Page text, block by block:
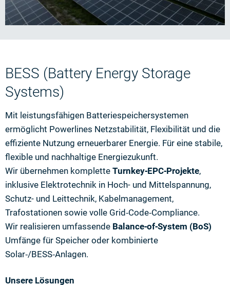
BESS (Battery Energy Storage
Systems)
Mit leistungsfähigen Batteriespeichersystemen
ermöglicht Powerlines Netzstabilität, Flexibilität und die
effiziente Nutzung erneuerbarer Energie. Für eine stabile,
flexible und nachhaltige Energiezukunft.
Wir übernehmen komplette Turnkey‑EPC‑Projekte,
inklusive Elektrotechnik in Hoch- und Mittelspannung,
Schutz- und Leittechnik, Kabelmanagement,
Trafostationen sowie volle Grid‑Code‑Compliance.
Wir realisieren umfassende Balance‑of‑System (BoS)
Umfänge für Speicher oder kombinierte
Solar‑/BESS‑Anlagen.
Unsere Lösungen